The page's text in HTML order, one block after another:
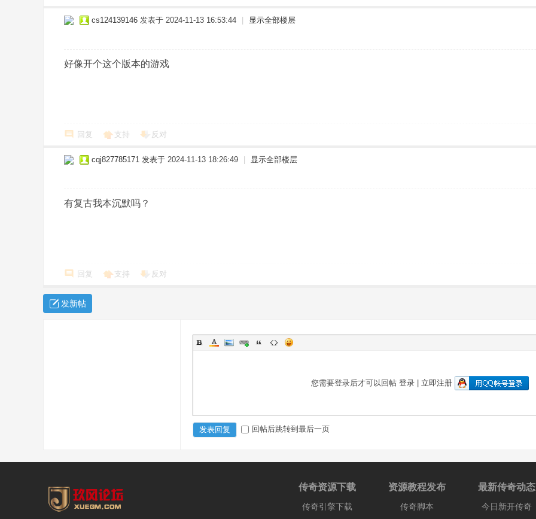
cs124139146 发表于 2024-11-13 16:53:44 显示全部楼层
好像开个这个版本的游戏
回复 支持 反对
cqj827785171 发表于 2024-11-13 18:26:49 显示全部楼层
有复古我本沉默吗？
回复 支持 反对
发新帖
您需要登录后才可以回帖 登录| 立即注册
发表回复 回帖后跳转到最后一页
传奇资源下载
传奇引擎下载
资源教程发布
传奇脚本
最新传奇动态
今日新开传奇